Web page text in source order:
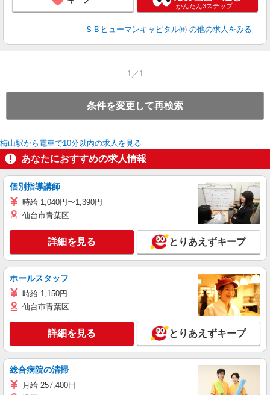
かんたん3ステップ！
ＳＢヒューマンキャピタル㈱ の他の求人をみる
1／1
条件を変更して再検索
梅山駅から電車で10分以内の求人を見る
あなたにおすすめの求人情報
個別指導講師
時給 1,040円〜1,390円
仙台市青葉区
詳細を見る とりあえずキープ
ホールスタッフ
時給 1,150円
仙台市青葉区
詳細を見る とりあえずキープ
総合病院の清掃
月給 257,400円